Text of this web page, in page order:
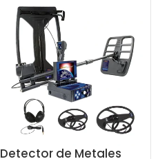
Detector de Metales